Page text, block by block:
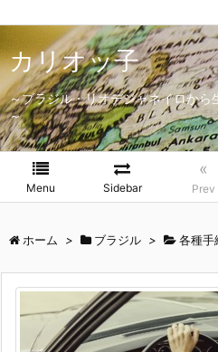
カリオッ子
～ブラジル・リオデジャネイロから
～
Menu Sidebar
«
Prev
ホーム > ブラジル > 各種手